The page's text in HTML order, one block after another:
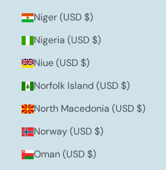
Niger (USD $)
Nigeria (USD $)
Niue (USD $)
Norfolk Island (USD $)
North Macedonia (USD $)
Norway (USD $)
Oman (USD $)